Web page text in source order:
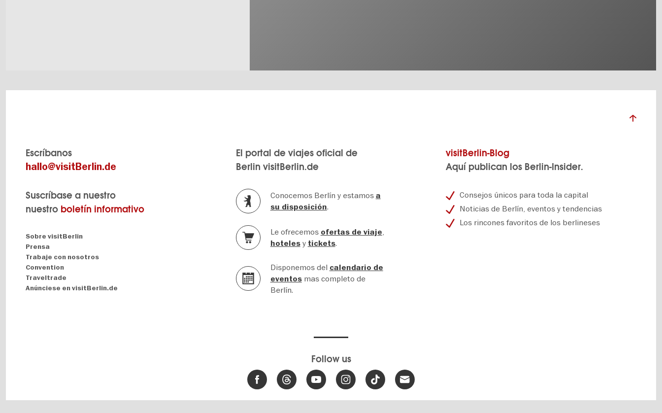
Escríbanos
hallo@visitBerlin.de
Suscríbase a nuestro
nuestro boletín informativo
Navigation:
About
Sobre visitBerlin
Prensa
Trabaje con nosotros
Convention
Traveltrade
Anúnciese en visitBerlin.de
El portal de viajes oficial de
Berlin visitBerlin.de
Conocemos Berlín y estamos a
su disposición.
Le ofrecemos ofertas de viaje,
hotelesy tickets.
Disponemos del calendario de
eventosmas completo de
Berlín.
visitBerlin-Blog
Aquí publican los Berlin-Insider.
Consejos únicos para toda la capital
Noticias de Berlín, eventos y tendencias
Los rincones favoritos de los berlineses
Follow us